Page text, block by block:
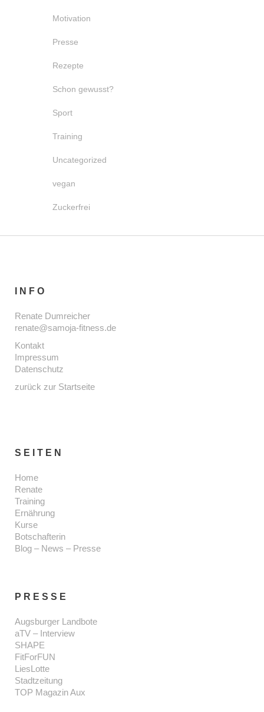
Motivation
Presse
Rezepte
Schon gewusst?
Sport
Training
Uncategorized
vegan
Zuckerfrei
INFO
Renate Dumreicher
renate@samoja-fitness.de
Kontakt
Impressum
Datenschutz
zurück zur Startseite
SEITEN
Home
Renate
Training
Ernährung
Kurse
Botschafterin
Blog – News – Presse
PRESSE
Augsburger Landbote
aTV – Interview
SHAPE
FitForFUN
LiesLotte
Stadtzeitung
TOP Magazin Aux